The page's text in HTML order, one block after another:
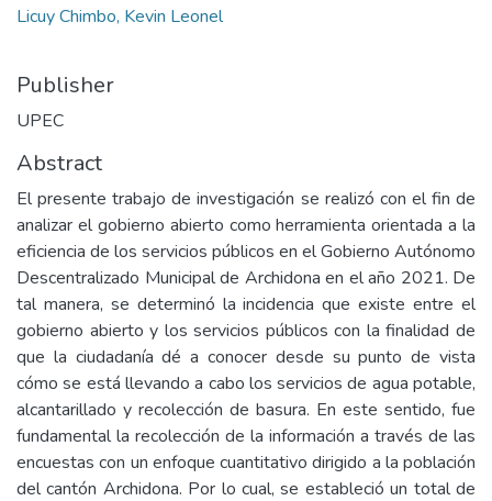
Licuy Chimbo, Kevin Leonel
Publisher
UPEC
Abstract
El presente trabajo de investigación se realizó con el fin de
analizar el gobierno abierto como herramienta orientada a la
eficiencia de los servicios públicos en el Gobierno Autónomo
Descentralizado Municipal de Archidona en el año 2021. De
tal manera, se determinó la incidencia que existe entre el
gobierno abierto y los servicios públicos con la finalidad de
que la ciudadanía dé a conocer desde su punto de vista
cómo se está llevando a cabo los servicios de agua potable,
alcantarillado y recolección de basura. En este sentido, fue
fundamental la recolección de la información a través de las
encuestas con un enfoque cuantitativo dirigido a la población
del cantón Archidona. Por lo cual, se estableció un total de